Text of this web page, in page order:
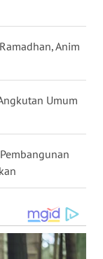
Anim
Umum